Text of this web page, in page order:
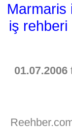
Marmaris
iş rehberi
01.07.2006